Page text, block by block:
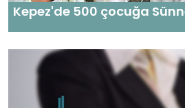
Kepez'de 500 çocuğa